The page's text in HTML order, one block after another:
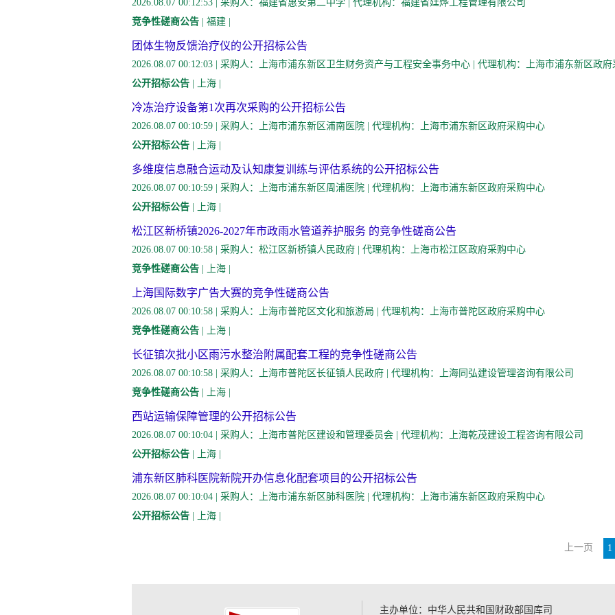
2026.08.07 00:12:53 | 采购人：福建省惠安第二中学 | 代理机构：福建省廷烨工程管理有限公司
竞争性磋商公告
| 福建 |
团体生物反馈治疗仪的公开招标公告
2026.08.07 00:12:03 | 采购人：上海市浦东新区卫生财务资产与工程安全事务中心 | 代理机构：上海市浦东新区政
公开招标公告
| 上海 |
冷冻治疗设备第1次再次采购的公开招标公告
2026.08.07 00:10:59 | 采购人：上海市浦东新区浦南医院 | 代理机构：上海市浦东新区政府采购中心
公开招标公告
| 上海 |
多维度信息融合运动及认知康复训练与评估系统的公开招标公告
2026.08.07 00:10:59 | 采购人：上海市浦东新区周浦医院 | 代理机构：上海市浦东新区政府采购中心
公开招标公告
| 上海 |
松江区新桥镇2026-2027年市政雨水管道养护服务 的竞争性磋商公告
2026.08.07 00:10:58 | 采购人：松江区新桥镇人民政府 | 代理机构：上海市松江区政府采购中心
竞争性磋商公告
| 上海 |
上海国际数字广告大赛的竞争性磋商公告
2026.08.07 00:10:58 | 采购人：上海市普陀区文化和旅游局 | 代理机构：上海市普陀区政府采购中心
竞争性磋商公告
| 上海 |
长征镇次批小区雨污水整治附属配套工程的竞争性磋商公告
2026.08.07 00:10:58 | 采购人：上海市普陀区长征镇人民政府 | 代理机构：上海同弘建设管理咨询有限公司
竞争性磋商公告
| 上海 |
西站运输保障管理的公开招标公告
2026.08.07 00:10:04 | 采购人：上海市普陀区建设和管理委员会 | 代理机构：上海乾茂建设工程咨询有限公司
公开招标公告
| 上海 |
浦东新区肺科医院新院开办信息化配套项目的公开招标公告
2026.08.07 00:10:04 | 采购人：上海市浦东新区肺科医院 | 代理机构：上海市浦东新区政府采购中心
公开招标公告
| 上海 |
上一页 1
主办单位：中华人民共和国财政部国库司